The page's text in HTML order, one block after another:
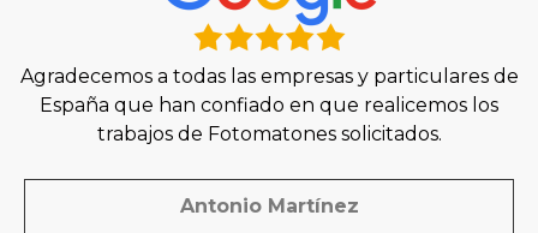
Agradecemos a todas las empresas y particulares de
España que han confiado en que realicemos los
trabajos de Fotomatones solicitados.
Antonio Martínez